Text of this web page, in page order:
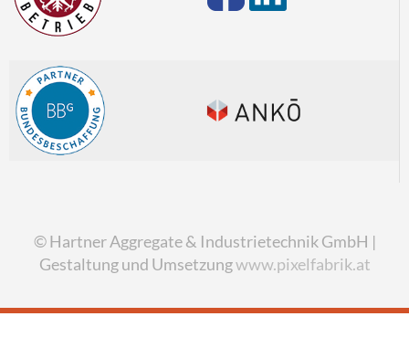
© Hartner Aggregate & Industrietechnik GmbH |
Gestaltung und Umsetzungwww.pixelfabrik.at